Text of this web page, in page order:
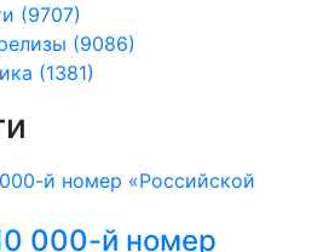
(9707)
(9086)
(1381)
000-й номер